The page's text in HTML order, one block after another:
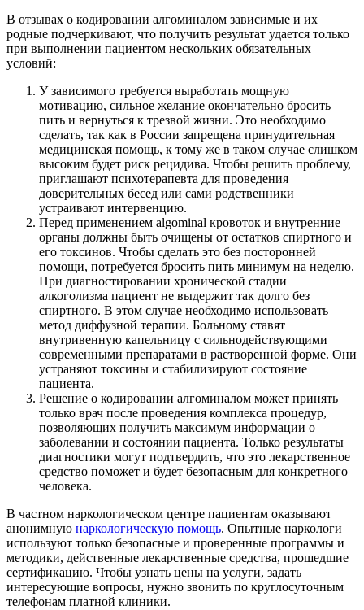
В отзывах о кодировании алгоминалом зависимые и их
родные подчеркивают, что получить результат удается только
при выполнении пациентом нескольких обязательных
условий:
У зависимого требуется выработать мощную
мотивацию, сильное желание окончательно бросить
пить и вернуться к трезвой жизни. Это необходимо
сделать, так как в России запрещена принудительная
медицинская помощь, к тому же в таком случае слишком
высоким будет риск рецидива. Чтобы решить проблему,
приглашают психотерапевта для проведения
доверительных бесед или сами родственники
устраивают интервенцию.
Перед применением algominal кровоток и внутренние
органы должны быть очищены от остатков спиртного и
его токсинов. Чтобы сделать это без посторонней
помощи, потребуется бросить пить минимум на неделю.
При диагностировании хронической стадии
алкоголизма пациент не выдержит так долго без
спиртного. В этом случае необходимо использовать
метод диффузной терапии. Больному ставят
внутривенную капельницу с сильнодействующими
современными препаратами в растворенной форме. Они
устраняют токсины и стабилизируют состояние
пациента.
Решение о кодировании алгоминалом может принять
только врач после проведения комплекса процедур,
позволяющих получить максимум информации о
заболевании и состоянии пациента. Только результаты
диагностики могут подтвердить, что это лекарственное
средство поможет и будет безопасным для конкретного
человека.
В частном наркологическом центре пациентам оказывают
анонимную наркологическую помощь. Опытные наркологи
используют только безопасные и проверенные программы и
методики, действенные лекарственные средства, прошедшие
сертификацию. Чтобы узнать цены на услуги, задать
интересующие вопросы, нужно звонить по круглосуточным
телефонам платной клиники.